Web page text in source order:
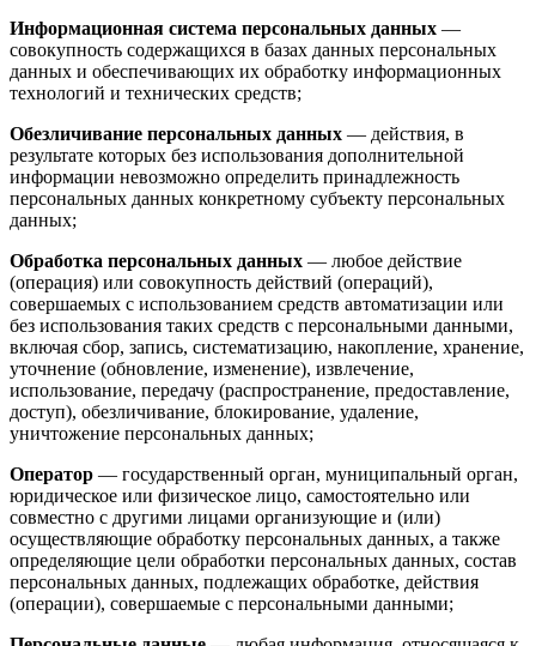
Информационная система персональных данных —
совокупность содержащихся в базах данных персональных
данных и обеспечивающих их обработку информационных
технологий и технических средств;
Обезличивание персональных данных — действия, в
результате которых без использования дополнительной
информации невозможно определить принадлежность
персональных данных конкретному субъекту персональных
данных;
Обработка персональных данных — любое действие
(операция) или совокупность действий (операций),
совершаемых с использованием средств автоматизации или
без использования таких средств с персональными данными,
включая сбор, запись, систематизацию, накопление, хранение,
уточнение (обновление, изменение), извлечение,
использование, передачу (распространение, предоставление,
доступ), обезличивание, блокирование, удаление,
уничтожение персональных данных;
Оператор — государственный орган, муниципальный орган,
юридическое или физическое лицо, самостоятельно или
совместно с другими лицами организующие и (или)
осуществляющие обработку персональных данных, а также
определяющие цели обработки персональных данных, состав
персональных данных, подлежащих обработке, действия
(операции), совершаемые с персональными данными;